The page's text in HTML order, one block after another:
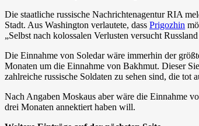
Die staatliche russische Nachrichtenagentur RIA
Stadt. Aus Washington verlautete, dass Prigozhin
„Selbst nach kolossalen Verlusten versucht
Die Einnahme von Soledar wäre immerhin der
Monaten um die Einnahme von Bakhmut. Dieser
zahlreiche russische Soldaten zu sehen sind, die tot
Nach Angaben Moskaus aber wäre die Einnahme
drei Monaten annektiert haben will.